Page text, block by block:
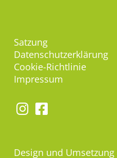
Satzung
Datenschutzerklärung
Cookie-Richtlinie
Impressum
Design und Umsetzung